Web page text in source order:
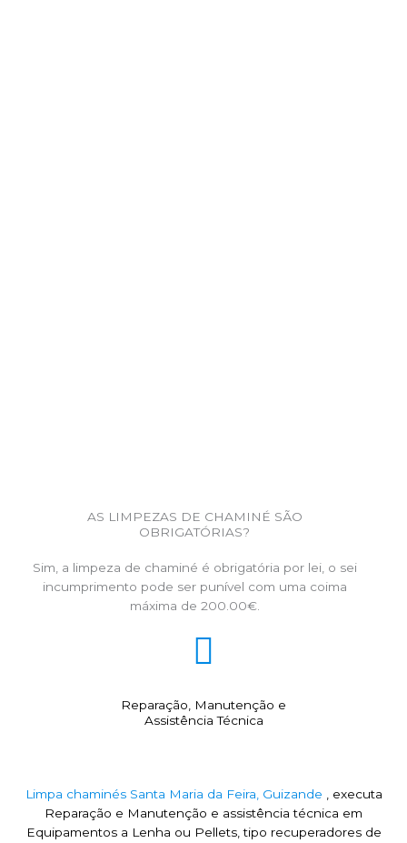
AS LIMPEZAS DE CHAMINÉ SÃO
OBRIGATÓRIAS?
Sim, a limpeza de chaminé é obrigatória por lei, o sei
incumprimento pode ser punível com uma coima
máxima de 200.00€.
Reparação, Manutenção e
Assistência Técnica
Limpa chaminés Santa Maria da Feira, Guizande , executa
Reparação e Manutenção e assistência técnica em
Equipamentos a Lenha ou Pellets, tipo recuperadores de